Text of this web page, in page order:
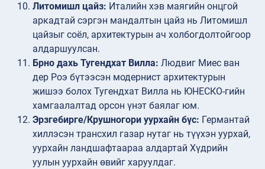
Литомишл цайз: Италийн хэв маягийн онцгой
аркадтай сэргэн мандалтын цайз нь Литомишл
цайзыг соёл, архитектурын ач холбогдолтойгоор
алдаршуулсан.
Брно дахь Тугендхат Вилла: Людвиг Миес ван
дер Роэ бүтээсэн модернист архитектурын
жишээ болох Тугендхат Вилла нь ЮНЕСКО-гийн
хамгаалалтад орсон үнэт баялаг юм.
Эрзгебирге/Крушногори уурхайн бүс: Германтай
хиллэсэн трансхил газар нутаг нь түүхэн уурхай,
уурхайн ландшафтаараа алдартай Хүдрийн
уулын уурхайн өвийг харуулдаг.